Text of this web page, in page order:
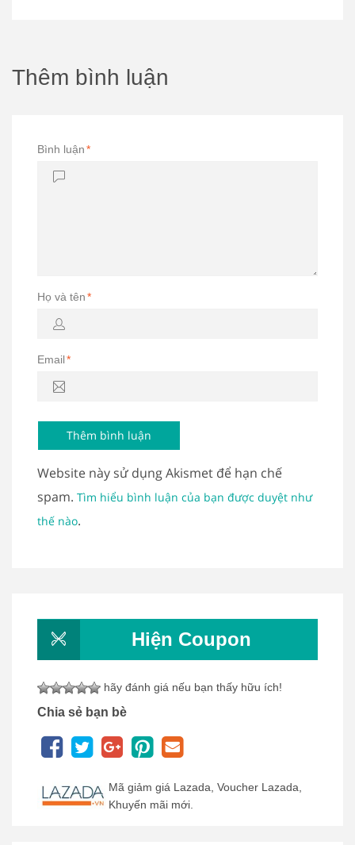
Thêm bình luận
Bình luận*
Họ và tên*
Email*
Website này sử dụng Akismet để hạn chế
spam. Tìm hiểu bình luận của bạn được duyệt như
thế nào.
Hiện Coupon
hãy đánh giá nếu bạn thấy hữu ích!
Chia sẻ bạn bè
Mã giảm giá Lazada, Voucher Lazada,
Khuyến mãi mới.